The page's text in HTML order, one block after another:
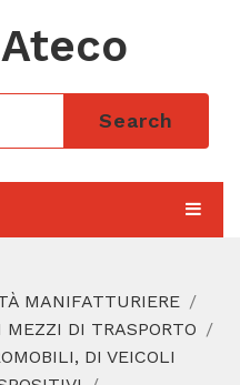
Search
MANIFATTURIERE
DI TRASPORTO
DI VEICOLI